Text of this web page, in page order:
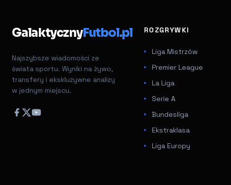
GalaktycznyFutbol.pl
Najszybsze wiadomości ze
świata sportu. Wyniki na żywo,
transfery i ekskluzywne analizy
w jednym miejscu.
ROZGRYWKI
Liga Mistrzów
Premier League
La Liga
Serie A
Bundesliga
Ekstraklasa
Liga Europy